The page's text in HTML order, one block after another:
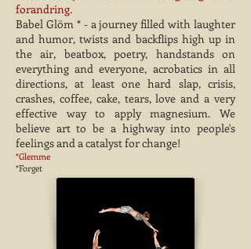
forandring.
Babel Glöm * - a journey filled with laughter
and humor, twists and backflips high up in
the air, beatbox, poetry, handstands on
everything and everyone, acrobatics in all
directions, at least one hard slap, crisis,
crashes, coffee, cake, tears, love and a very
effective way to apply magnesium. We
believe art to be a highway into people's
feelings and a catalyst for change!
*Glemme
*Forget